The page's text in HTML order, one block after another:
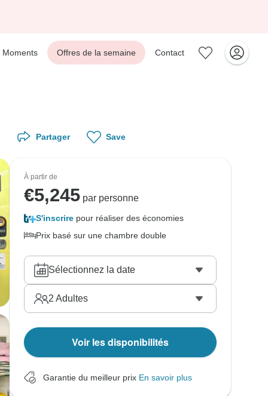
Moments Offres de la semaine Contact
Partager Save
À partir de
€5,245 par personne
S'inscrire pour réaliser des économies
Prix basé sur une chambre double
Sélectionnez la date
2 Adultes
Voir les disponibilités
Garantie du meilleur prix En savoir plus